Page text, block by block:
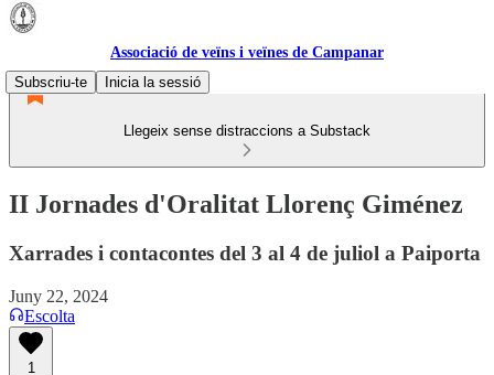
Associació de veïns i veïnes de Campanar
Subscriu-te
Inicia la sessió
Llegeix sense distraccions a Substack
II Jornades d'Oralitat Llorenç Giménez
Xarrades i contacontes del 3 al 4 de juliol a Paiporta
Juny 22, 2024
Escolta
1